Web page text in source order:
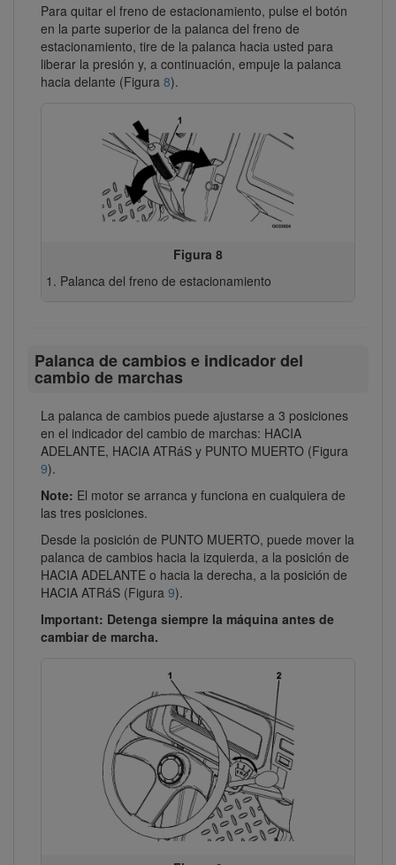
Para quitar el freno de estacionamiento, pulse el botón
en la parte superior de la palanca del freno de
estacionamiento, tire de la palanca hacia usted para
liberar la presión y, a continuación, empuje la palanca
hacia delante (Figura 8).
Figura 8
Palanca del freno de estacionamiento
Palanca de cambios e indicador del
cambio de marchas
La palanca de cambios puede ajustarse a 3 posiciones
en el indicador del cambio de marchas: HACIA
ADELANTE, HACIA ATRáS y PUNTO MUERTO (Figura
9).
Note: El motor se arranca y funciona en cualquiera de
las tres posiciones.
Desde la posición de PUNTO MUERTO, puede mover la
palanca de cambios hacia la izquierda, a la posición de
HACIA ADELANTE o hacia la derecha, a la posición de
HACIA ATRáS (Figura 9).
Important: Detenga siempre la máquina antes de
cambiar de marcha.